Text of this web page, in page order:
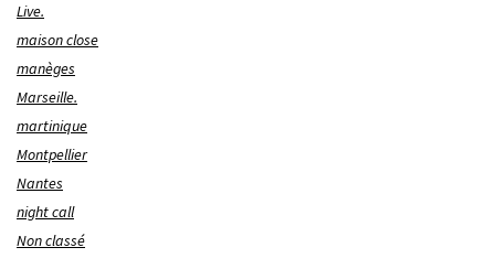
Live.
maison close
manèges
Marseille.
martinique
Montpellier
Nantes
night call
Non classé